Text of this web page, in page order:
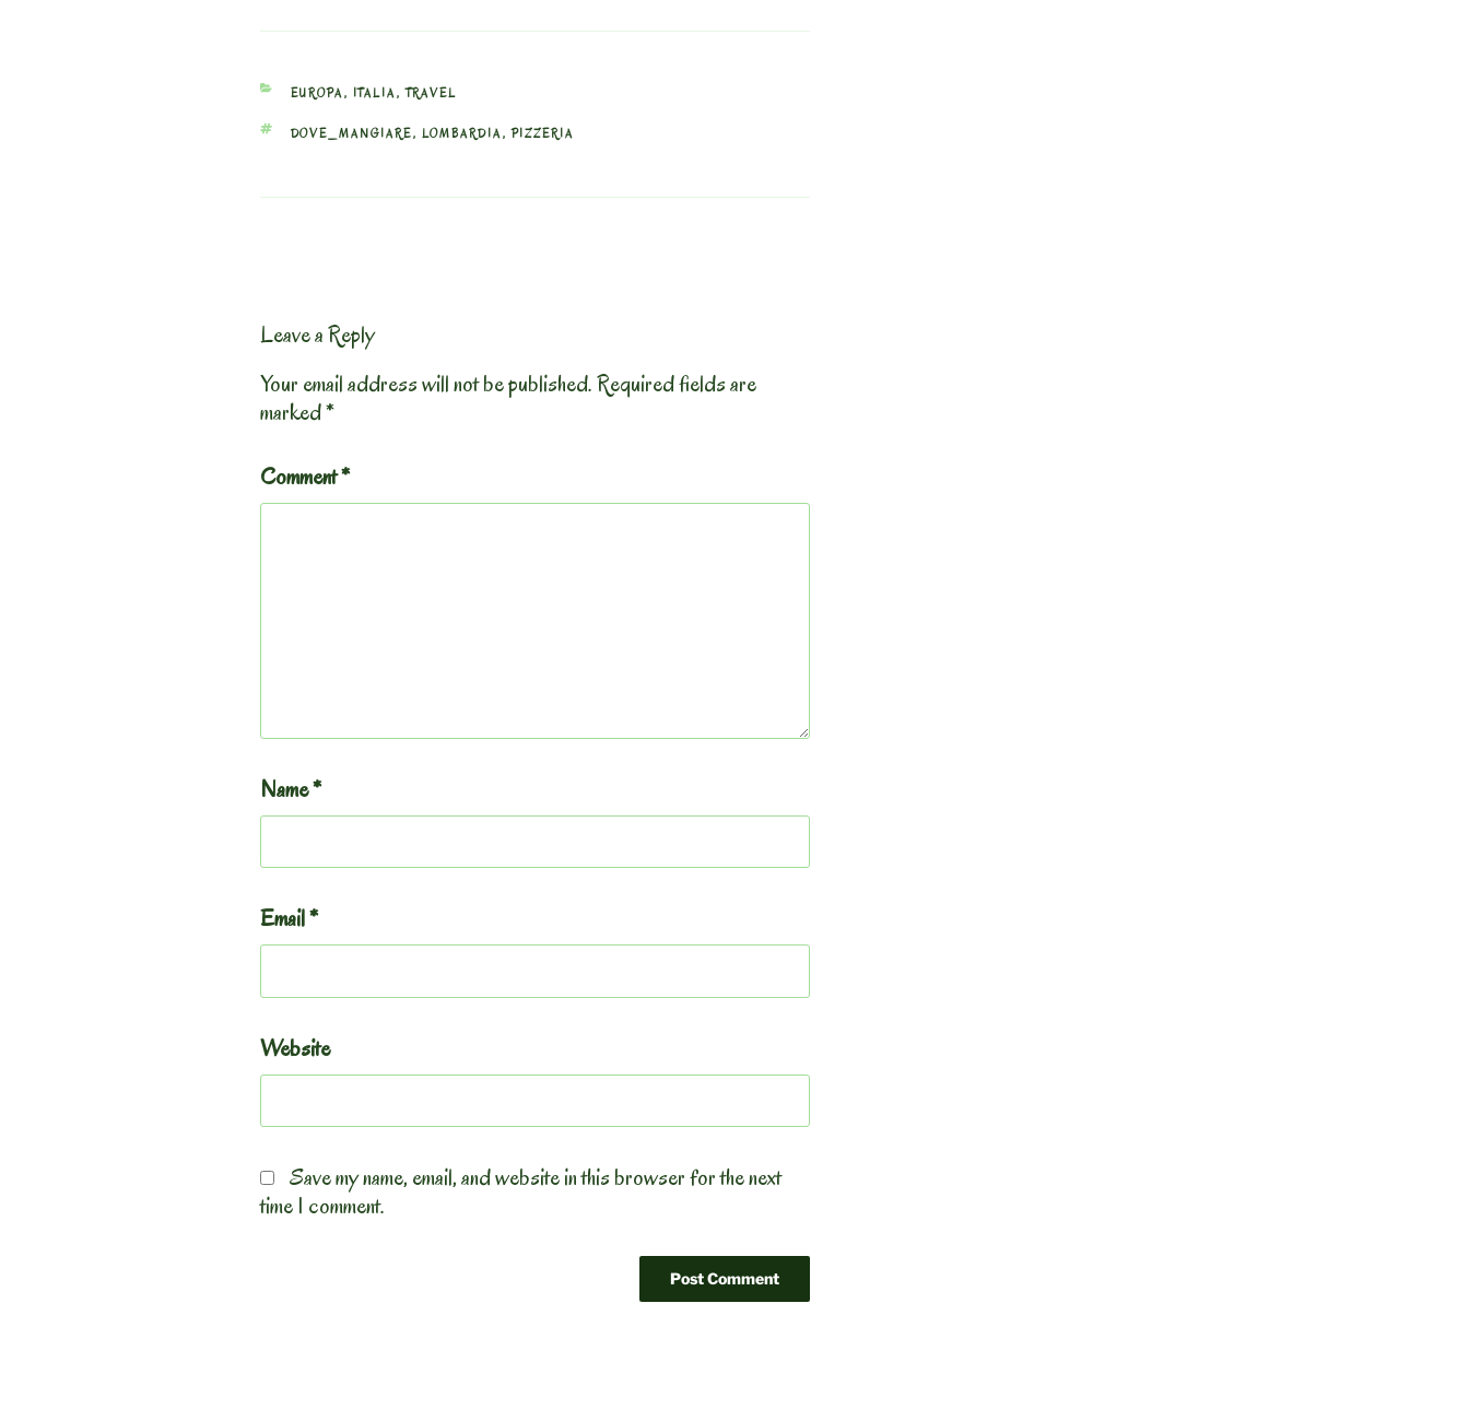
CATEGORIES
EUROPA, ITALIA,TRAVEL
TAGS
DOVE_MANGIARE, LOMBARDIA,PIZZERIA
Leave a Reply
Your email address will not be published.Required fields are
marked*
Comment*
Name*
Email*
Website
Save my name, email, and website in this browser for the next
time I comment.